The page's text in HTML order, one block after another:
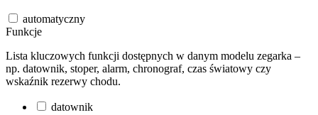
automatyczny
Funkcje
Lista kluczowych funkcji dostępnych w danym modelu zegarka –
np. datownik, stoper, alarm, chronograf, czas światowy czy
wskaźnik rezerwy chodu.
datownik